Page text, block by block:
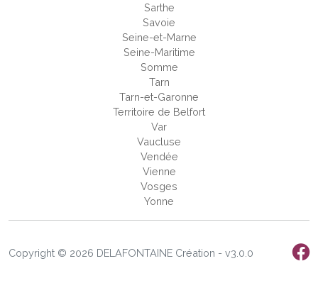
Sarthe
Savoie
Seine-et-Marne
Seine-Maritime
Somme
Tarn
Tarn-et-Garonne
Territoire de Belfort
Var
Vaucluse
Vendée
Vienne
Vosges
Yonne
Copyright © 2026 DELAFONTAINE Création - v3.0.0